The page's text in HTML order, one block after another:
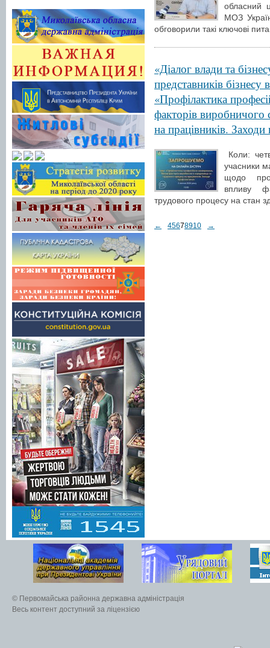
обласний
МОЗ
обговорили такі ключові
«Діалог влади та
представників бізнесу
«Профілактика
факторів виробничого
на працівників.
Коли:
учасники
щодо
впливу
трудового процесу на стан
← 45678910 →
© Первомайська районна державна адміністрація
Весь контент доступний за ліцензією